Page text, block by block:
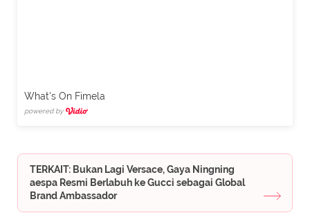
What's On Fimela
powered by
TERKAIT: Bukan Lagi Versace, Gaya Ningning
aespa Resmi Berlabuh ke Gucci sebagai Global
Brand Ambassador